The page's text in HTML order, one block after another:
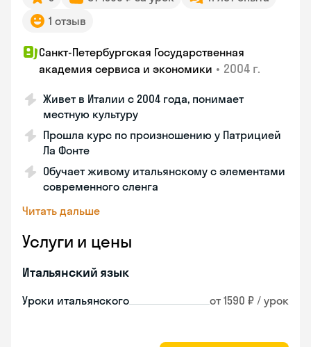
1 отзыв
Санкт-Петербургская Государственная
академия сервиса и экономики • 2004 г.
Живет в Италии с 2004 года, понимает
местную культуру
Прошла курс по произношению у Патрицией
Ла Фонте
Обучает живому итальянскому с элементами
современного сленга
Читать дальше
Услуги и цены
Итальянский язык
Уроки итальянского от 1590 ₽ / урок